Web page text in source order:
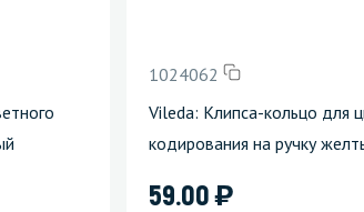
1024062
Vileda: Клипса-кольцо для
кодирования на ручку
59.00)